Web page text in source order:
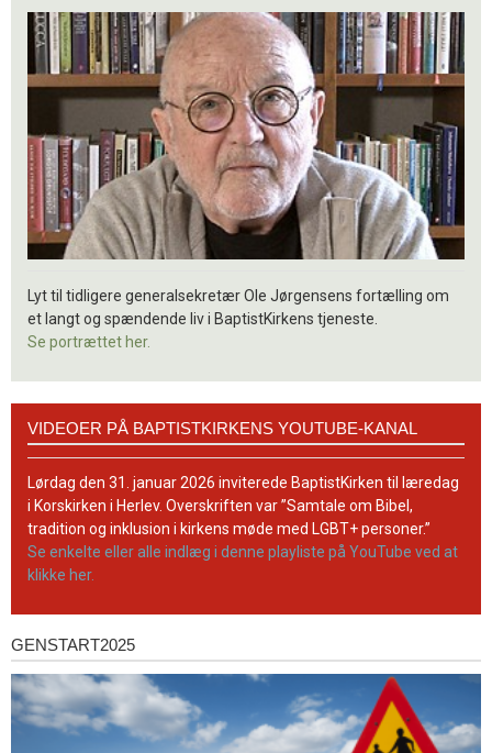
Lyt til tidligere generalsekretær Ole Jørgensens fortælling om
et langt og spændende liv i BaptistKirkens tjeneste.
Se portrættet her.
BaptistKirkens
YouTube-
kanal
VIDEOER PÅ BAPTISTKIRKENS YOUTUBE-KANAL
Lørdag den 31. januar 2026 inviterede BaptistKirken til læredag
i Korskirken i Herlev. Overskriften var ”Samtale om Bibel,
tradition og inklusion i kirkens møde med LGBT+ personer.”
Se enkelte eller alle indlæg i denne playliste på YouTube ved at
klikke her.
Genstart2025
GENSTART2025